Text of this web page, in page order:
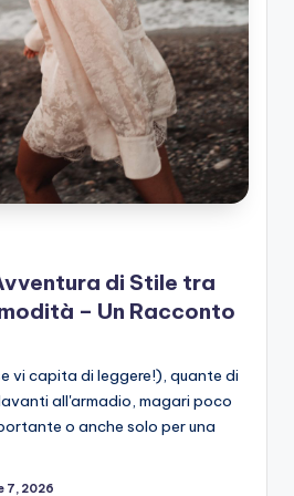
di Stile tra
– Un Racconto
vi capita di leggere!), quante di
all'armadio, magari poco
o anche solo per una
7, 2026